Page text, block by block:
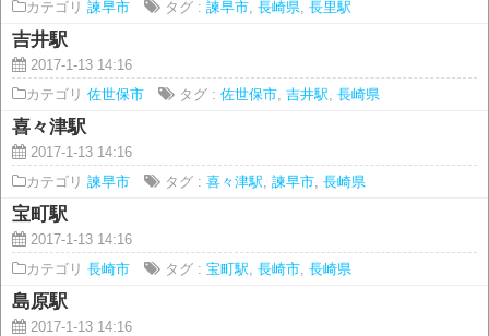
カテゴリ 諫早市 タグ : 諫早市, 長崎県, 長里駅
吉井駅
2017-1-13 14:16
カテゴリ 佐世保市 タグ : 佐世保市, 吉井駅, 長崎県
喜々津駅
2017-1-13 14:16
カテゴリ 諫早市 タグ : 喜々津駅, 諫早市, 長崎県
宝町駅
2017-1-13 14:16
カテゴリ 長崎市 タグ : 宝町駅, 長崎市, 長崎県
島原駅
2017-1-13 14:16